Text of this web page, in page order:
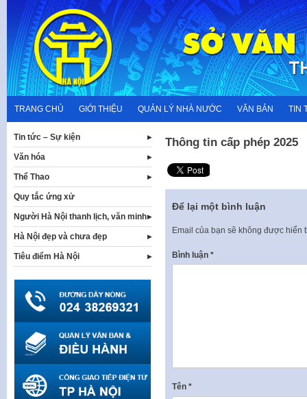
content
TRANG CHỦ GIỚI THIỆU QUẢN LÝ NHÀ NƯỚC VĂN BẢN TIN
Thông tin cấp phép 2025
Để lại một bình luận
Email của bạn sẽ không được hiển
Bình luận *
Tên *
Tin tức – Sự kiện
Văn hóa
Thể Thao
Quy tắc ứng xử
Người Hà Nội thanh lịch, văn minh
Hà Nội đẹp và chưa đẹp
Tiêu điểm Hà Nội